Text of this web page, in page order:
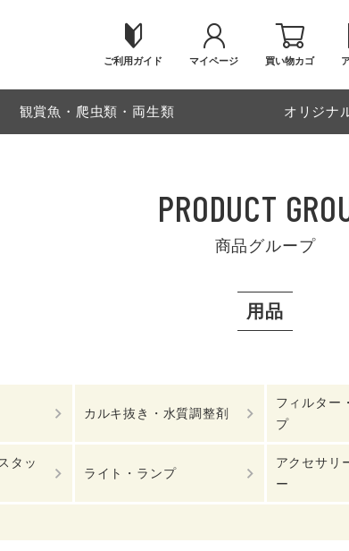
ご利用ガイド マイページ 買い物カゴ
観賞魚・爬虫類・両生類 オリジナ
PRODUCT
商品グループ
用品
カルキ抜き・水質調整剤
フィルター
プ
タッ
ライト・ランプ
アクセサリ
ー